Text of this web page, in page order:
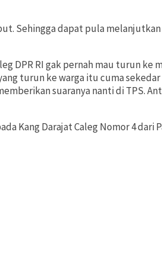
Sehingga dapat pula
DPR RI gak pernah mau turun ke
turun ke warga itu cuma sekedar
suaranya nanti di TPS.
Kang Darajat Caleg Nomor 4 dari